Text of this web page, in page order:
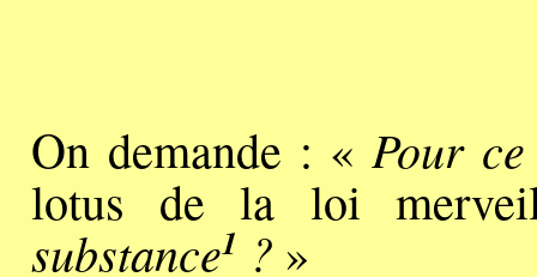
On demande : «Pour
lotus de la loi
substance1 ? »